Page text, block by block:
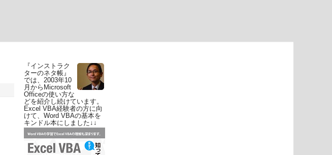
『インストラク
ターのネタ帳』
では、2003年10
月からMicrosoft
Officeの使い方な
どを紹介し続けています。
Excel VBA経験者の方に向
けて、Word VBAの基本を
キンドル本にしました↓↓